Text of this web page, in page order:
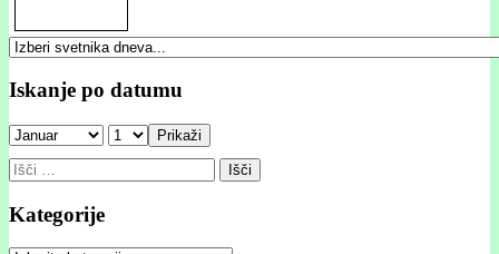
Iskanje po datumu
Prikaži
Išči:
Kategorije